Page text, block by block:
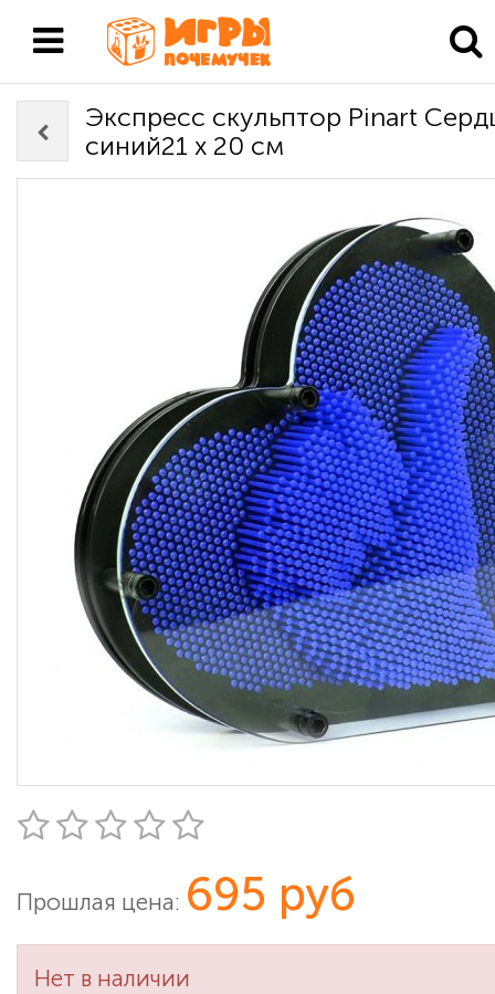
Экспресс скульптор Pinart
синий21 х 20 см
Прошлая цена: 695 руб
Нет в наличии